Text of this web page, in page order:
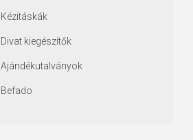
Kézitáskák
Divat kiegészítők
Ajándékutalványok
Befado